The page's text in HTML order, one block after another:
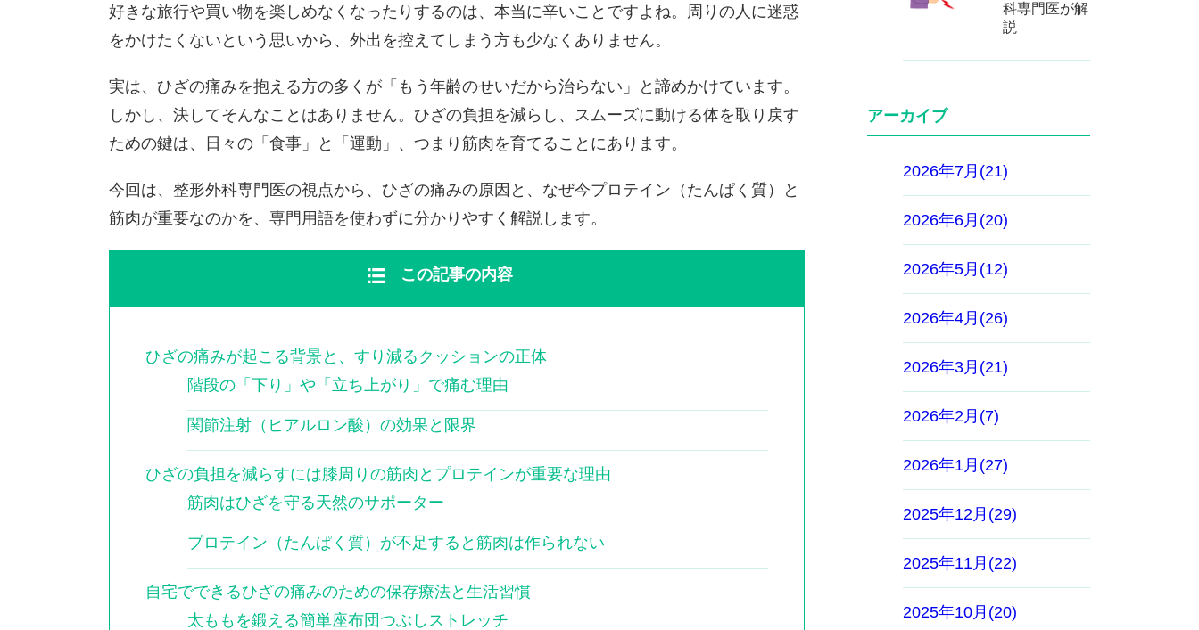
好きな旅行や買い物を楽しめなくなったりするのは、本当に辛いことですよね。周りの人に迷惑
をかけたくないという思いから、外出を控えてしまう方も少なくありません。
実は、ひざの痛みを抱える方の多くが「もう年齢のせいだから治らない」と諦めかけています。
しかし、決してそんなことはありません。ひざの負担を減らし、スムーズに動ける体を取り戻す
ための鍵は、日々の「食事」と「運動」、つまり筋肉を育てることにあります。
今回は、整形外科専門医の視点から、ひざの痛みの原因と、なぜ今プロテイン（たんぱく質）と
筋肉が重要なのかを、専門用語を使わずに分かりやすく解説します。
この記事の内容
ひざの痛みが起こる背景と、すり減るクッションの正体
階段の「下り」や「立ち上がり」で痛む理由
関節注射（ヒアルロン酸）の効果と限界
ひざの負担を減らすには膝周りの筋肉とプロテインが重要な理由
筋肉はひざを守る天然のサポーター
プロテイン（たんぱく質）が不足すると筋肉は作られない
自宅でできるひざの痛みのための保存療法と生活習慣
太ももを鍛える簡単座布団つぶしストレッチ
科専門医が解
説
アーカイブ
2026年7月(21)
2026年6月(20)
2026年5月(12)
2026年4月(26)
2026年3月(21)
2026年2月(7)
2026年1月(27)
2025年12月(29)
2025年11月(22)
2025年10月(20)